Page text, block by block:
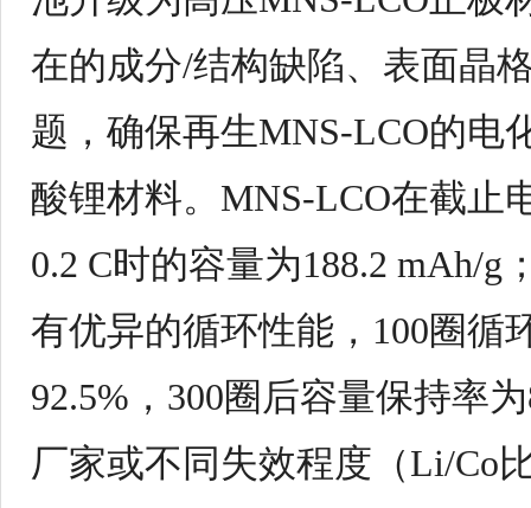
在的成分/结构缺陷、表面晶
题，确保再生MNS-LCO的电
酸锂材料。 MNS-LCO在截止
0.2 C时的容量为188.2 mAh/g
有优异的循环性能， 100圈循
92.5% ， 300圈后容量保持率为
厂家或不同失效程度（Li/Co